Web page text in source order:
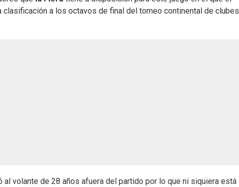
clasificación a los octavos de final del torneo continental de clubes
al volante de 28 años afuera del partido por lo que ni siquiera está